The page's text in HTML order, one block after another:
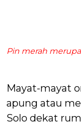
Pin merah
Mayat-mayat
apung atau
Solo dekat